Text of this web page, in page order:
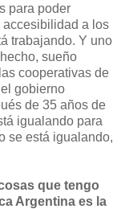
para poder
accesibilidad a los
trabajando. Y uno
sueño
cooperativas de
gobierno
de 35 años de
igualando para
se está igualando,
que tengo
Argentina es la